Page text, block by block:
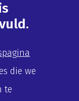
die we
te